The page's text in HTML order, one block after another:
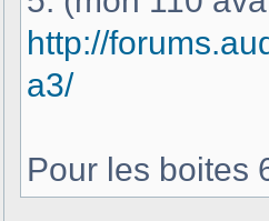
http://
a3/
Pour les boites